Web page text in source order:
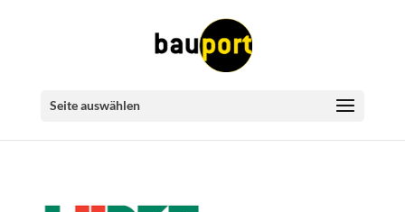
Seite auswählen